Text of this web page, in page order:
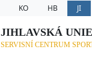
KO HB JI
JIHLAVSKÁ
SERVISNÍ CENTRUM